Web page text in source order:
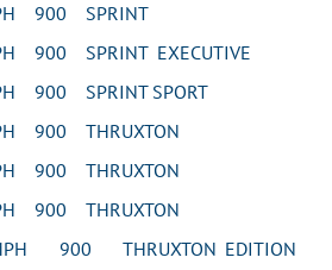
900 SPRINT
900 SPRINT EXECUTIVE
900 SPRINT SPORT
900 THRUXTON
900 THRUXTON
900 THRUXTON
900 THRUXTON EDITION